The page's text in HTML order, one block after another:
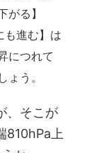
る】
も進む】は
につれて
う。
、そこが
810hPa上